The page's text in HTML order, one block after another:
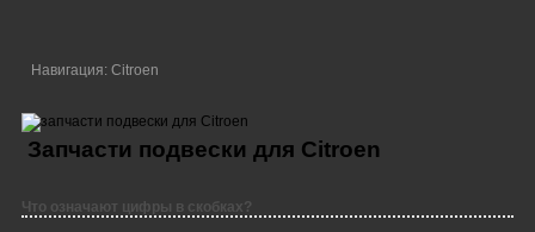
Навигация: Citroen
Запчасти подвески для Citroen
Что означают цифры в скобках?